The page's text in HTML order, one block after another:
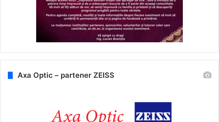
Axa Optic – partener ZEISS